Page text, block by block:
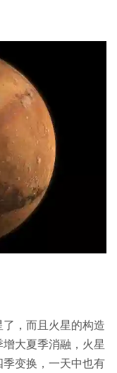
，而且火星的构造
大夏季消融，火星
变换，一天中也有